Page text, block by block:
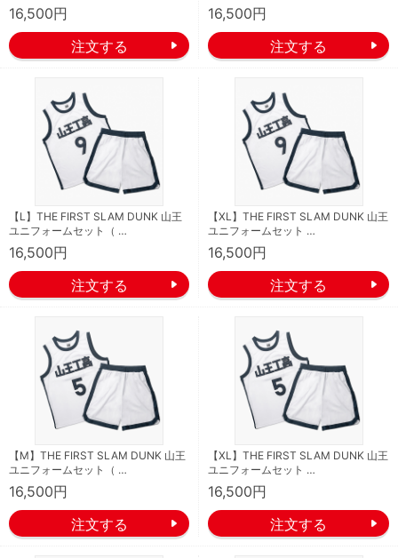
16,500円 16,500円
【L】THE FIRST SLAM DUNK 山王
ユニフォームセット（ …
16,500円
【XL】THE FIRST SLAM DUNK 山王
ユニフォームセット …
16,500円
【M】THE FIRST SLAM DUNK 山王
ユニフォームセット（ …
16,500円
【XL】THE FIRST SLAM DUNK 山王
ユニフォームセット …
16,500円